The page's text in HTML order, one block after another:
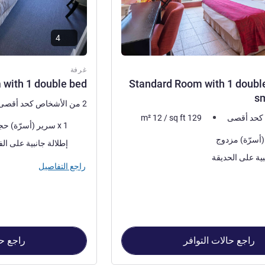
Standard Room with 1
m² 12 /sq ft 129
على الحديقة
راجع حالات التوافر
غرفة
with 1 double bed
2 من الأشخاص كحد أقصى
فرش السرير
1 x سرير (أسرّة) حجم كوين
المناظر:إطلالة جانبية على الفناء أو إطلالة
راجع التفاصيل
راجع